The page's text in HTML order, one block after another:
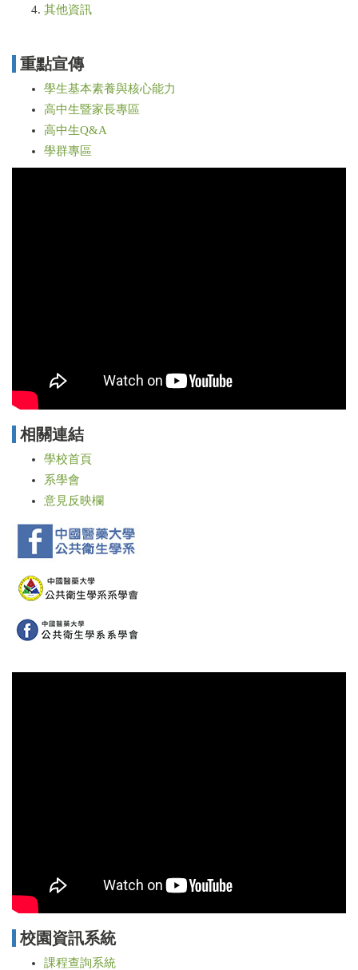
其他資訊
重點宣傳
學生基本素養與核心能力
高中生暨家長專區
高中生Q&A
學群專區
相關連結
學校首頁
系學會
意見反映欄
校園資訊系統
課程查詢系統